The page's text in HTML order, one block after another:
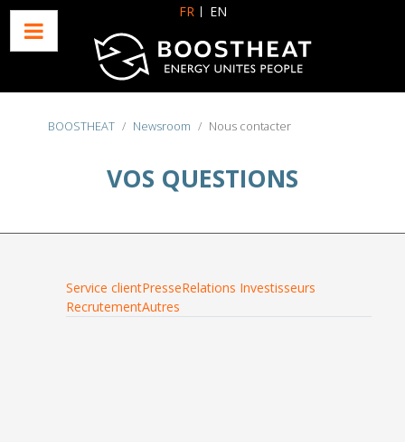
Sélectionnez votre langue FR EN
BOOSTHEAT Newsroom Nous contacter
VOS QUESTIONS
Service clientPresseRelations Investisseurs
RecrutementAutres